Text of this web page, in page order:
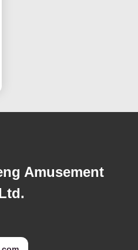
Amusement